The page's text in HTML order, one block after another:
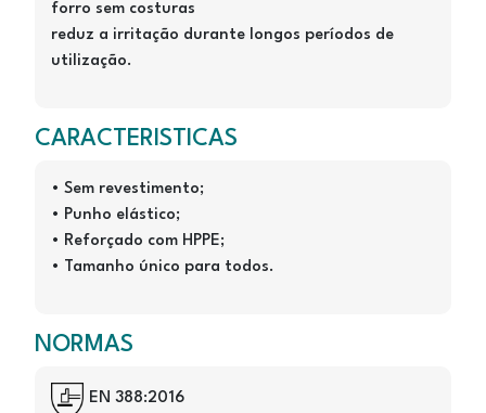
forro sem costuras
reduz a irritação durante longos períodos de
utilização.
CARACTERISTICAS
• Sem revestimento;
• Punho elástico;
• Reforçado com HPPE;
• Tamanho único para todos.
NORMAS
ImageEN 388:2016